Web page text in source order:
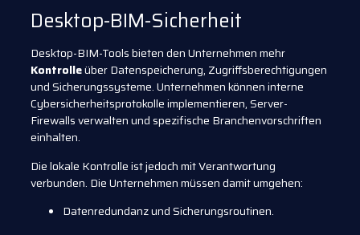
Desktop-BIM-Sicherheit
Desktop-BIM-Tools bieten den Unternehmen mehr
Kontrolleüber Datenspeicherung, Zugriffsberechtigungen
und Sicherungssysteme. Unternehmen können interne
Cybersicherheitsprotokolle implementieren, Server-
Firewalls verwalten und spezifische Branchenvorschriften
einhalten.
Die lokale Kontrolle ist jedoch mit Verantwortung
verbunden. Die Unternehmen müssen damit umgehen:
Datenredundanz und Sicherungsroutinen.